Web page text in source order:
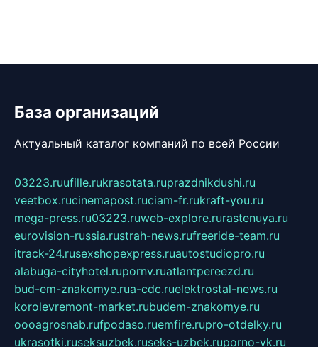
База организаций
Актуальный каталог компаний по всей России
03223.ruufille.rukrasotata.ruprazdnikdushi.ru
veetbox.rucinemapost.ruciam-fr.rukraft-you.ru
mega-press.ru03223.ruweb-explore.rurastenuya.ru
eurovision-russia.rustrah-news.rufreeride-team.ru
itrack-24.rusexshopexpress.ruautostudiopro.ru
alabuga-cityhotel.rupornv.ruatlantpereezd.ru
bud-em-znakomye.rua-cdc.ruelektrostal-news.ru
korolevremont-market.rubudem-znakomye.ru
oooagrosnab.rufpodaso.ruemfire.rupro-otdelky.ru
ukrasotki.ruseksuzbek.ruseks-uzbek.ruporno-vk.ru